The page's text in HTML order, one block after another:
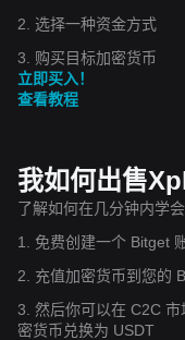
2. 选择一种资金方式
3. 购买目标加密货币
立即买入！
查看教程
我如何出售
了解如何在几分钟内学
1. 免费创建一个 Bitget
2. 充值加密货币到您的
3. 然后你可以在 C2C
密货币兑换为 USDT